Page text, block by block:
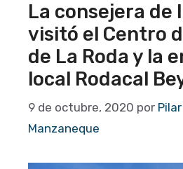
La consejera de
visitó el Centro
de La Roda y la
local Rodacal
9 de octubre, 2020 por
Manzaneque